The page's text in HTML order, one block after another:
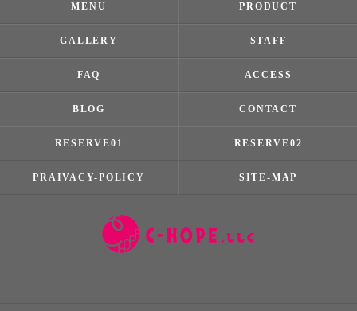
MENU PRODUCT
GALLERY STAFF
FAQ ACCESS
BLOG CONTACT
RESERVE01 RESERVE02
PRAIVACY-POLICY SITE-MAP